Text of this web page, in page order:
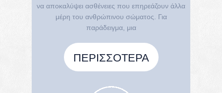
να αποκαλύψει ασθένειες που επηρεάζουν άλλα
μέρη του ανθρώπινου σώματος. Για
παράδειγμα, μια
ΠΕΡΙΣΣΌΤΕΡΑ